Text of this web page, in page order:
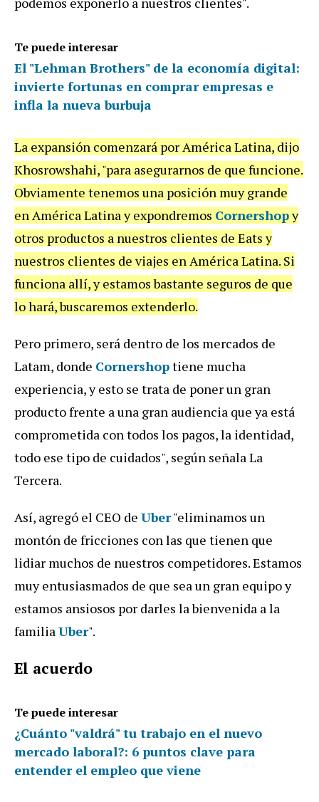
Te puede interesar
El "Lehman Brothers" de la economía digital:
invierte fortunas en comprar empresas e
infla la nueva burbuja
La expansión comenzará por América Latina, dijo
Khosrowshahi, "para asegurarnos de que funcione.
Obviamente tenemos una posición muy grande
en América Latina y expondremos Cornershopy
otros productos a nuestros clientes de Eats y
nuestros clientes de viajes en América Latina. Si
funciona allí, y estamos bastante seguros de que
lo hará, buscaremos extenderlo.
Pero primero, será dentro de los mercados de
Latam, donde Cornershoptiene mucha
experiencia, y esto se trata de poner un gran
producto frente a una gran audiencia que ya está
comprometida con todos los pagos, la identidad,
todo ese tipo de cuidados", según señala La
Tercera.
Así, agregó el CEO de Uber"eliminamos un
montón de fricciones con las que tienen que
lidiar muchos de nuestros competidores. Estamos
muy entusiasmados de que sea un gran equipo y
estamos ansiosos por darles la bienvenida a la
familiaUber".
El acuerdo
Te puede interesar
¿Cuánto "valdrá" tu trabajo en el nuevo
mercado laboral?: 6 puntos clave para
entender el empleo que viene